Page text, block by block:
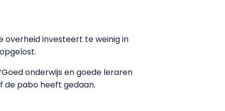
overheid investeert te weinig in
onderwijs en goede leraren
de pabo heeft gedaan.